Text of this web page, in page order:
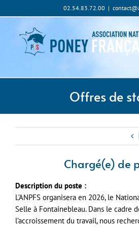
au
02.54.83.72.00 |
Offres de
Chargé(e) de
Description du poste :
L’ANPFS organisera en 2026, le
Selle à Fontainebleau. Dans le cadre
l’accroissement du travail, nous